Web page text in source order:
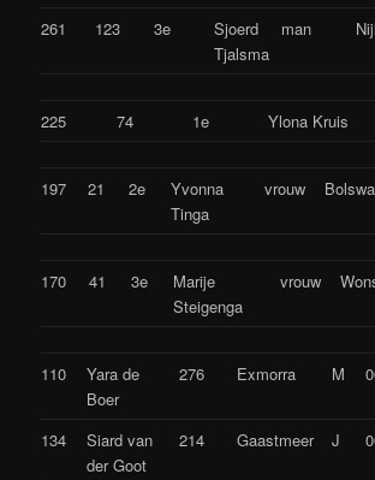
261 123 3e
Sjoerd
Tjalsma
man
225 74 1e Ylona Kruis
197 21 2e
Yvonna
Tinga
vrouw
170 41 3e
Marije
Steigenga
vrouw
110
Yara de
Boer
276 Exmorra M
134
Siard van
der Goot
214 Gaastmeer J